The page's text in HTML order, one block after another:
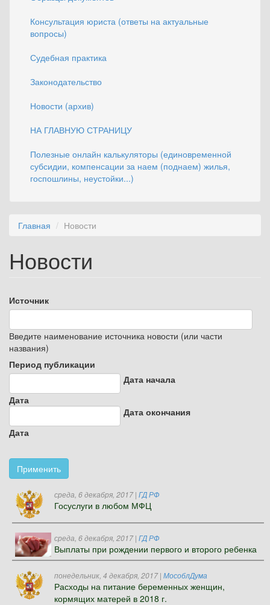
Консультация юриста (ответы на актуальные
вопросы)
Судебная практика
Законодательство
Новости (архив)
НА ГЛАВНУЮ СТРАНИЦУ
Полезные онлайн калькуляторы (единовременной
субсидии, компенсации за наем (поднаем) жилья,
госпошлины, неустойки...)
Главная Новости
Новости
Источник
Введите наименование источника новости (или части
названия)
Период публикации
Дата начала
Дата
Дата окончания
Дата
Применить
среда, 6 декабря, 2017| ГД РФ
Госуслуги в любом МФЦ
среда, 6 декабря, 2017| ГД РФ
Выплаты при рождении первого и второго ребенка
понедельник, 4 декабря, 2017| МособлДума
Расходы на питание беременных женщин,
кормящих матерей в 2018 г.